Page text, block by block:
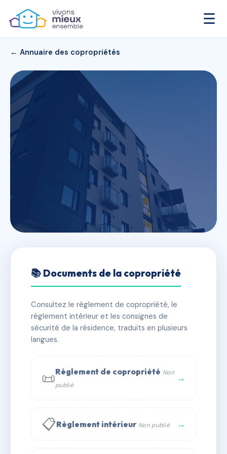
☰
← Annuaire des copropriétés
SDC 64 Saussure
✓ Immatriculée 🏠 35 lots 🏗 1 bâtiment(s)
📞 Contacter Syndic Digital
📚 Documents de la copropriété
Consultez le règlement de copropriété, le
règlement intérieur et les consignes de
sécurité de la résidence, traduits en plusieurs
langues.
📜Règlement de copropriété Non
publié
→
📋Règlement intérieur Non publié →